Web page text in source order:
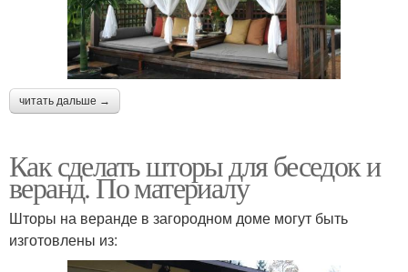
читать дальше →
Как сделать шторы для беседок и
веранд. По материалу
Шторы на веранде в загородном доме могут быть
изготовлены из: